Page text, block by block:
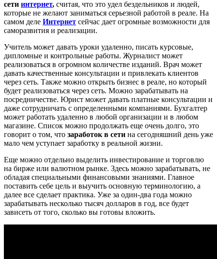
сети интернет, считая, что это удел бездельников и людей,
которые не желают заниматься серьезной работой в реале. На
самом деле Интернет сейчас дает огромные возможности для
саморазвития и реализации.
Учитель может давать уроки удаленно, писать курсовые,
дипломные и контрольные работы. Журналист может
реализоваться в огромном количестве изданий. Врач может
давать качественные консультации и привлекать клиентов
через сеть. Также можно открыть бизнес в реале, но который
будет реализоваться через сеть. Можно зарабатывать на
посредничестве. Юрист может давать платные консультации и
даже сотрудничать с определенными компаниями. Бухгалтер
может работать удаленно в любой организации и в любом
магазине. Список можно продолжать еще очень долго, это
говорит о том, что заработок в сети на сегодняшний день уже
мало чем уступает заработку в реальной жизни.
Еще можно отдельно выделить инвестирование и торговлю
на бирже или валютном рынке. Здесь можно зарабатывать, не
обладая специальными финансовыми знаниями. Главное
поставить себе цель и выучить основную терминологию, а
далее все сделает практика. Уже за один-два года можно
зарабатывать несколько тысяч долларов в год, все будет
зависеть от того, сколько вы готовы вложить.